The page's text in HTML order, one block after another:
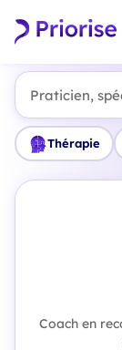
Praticien,
Thérapie
Coach en